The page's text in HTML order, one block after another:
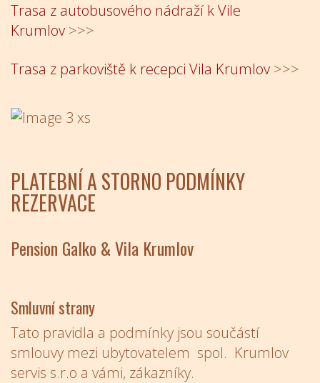
Trasa z autobusového nádraží k Vile
Krumlov >>>
Trasa z parkoviště k recepci Vila Krumlov >>>
PLATEBNÍ A STORNO PODMÍNKY
REZERVACE
Pension Galko & Vila Krumlov
Smluvní strany
Tato pravidla a podmínky jsou součástí
smlouvy mezi ubytovatelem spol. Krumlov
servis s.r.o a vámi, zákazníky.